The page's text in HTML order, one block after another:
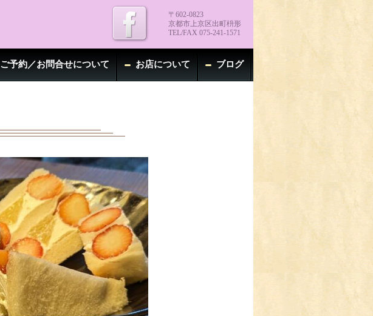
〒602-0823
京都市上京区出町枡形
TEL/FAX 075-241-1571
ご予約／お問合せについて お店について ブログ